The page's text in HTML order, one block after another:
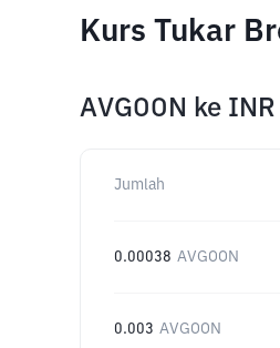
Kurs Tukar
AVGOON ke INR
Jumlah
0.00038 AVGOON
0.003 AVGOON